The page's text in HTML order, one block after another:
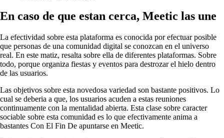
En caso de que estan cerca, Meetic las une
La efectividad sobre esta plataforma es conocida por efectuar posible
que personas de una comunidad digital se conozcan en el universo
real. En este matiz, resalta sobre ella de diferentes plataformas. Sobre
todo, porque organiza fiestas y eventos para destrozar el hielo dentro
de las usuarios.
Las objetivos sobre esta novedosa variedad son bastante positivos. Lo
cual se deberia a que, los usuarios acuden a estas reuniones
continuamente con la mentalidad abierta. Esta clase sobre caracter
sociable sobre esta comunidad es lo que efectivamente anima a
bastantes Con El Fin De apuntarse en Meetic.